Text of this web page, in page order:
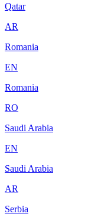
Qatar
AR
Romania
EN
Romania
RO
Saudi Arabia
EN
Saudi Arabia
AR
Serbia